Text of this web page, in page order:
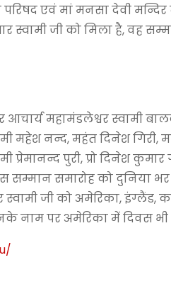
एवं मां मनसा देवी मन्दिर
स्वामी जी को मिला है, वह
महामंडलेश्वर स्वामी
महेश नन्द, महंत दिनेश गिरी,
पुरी, प्रो दिनेश कुमार
सम्मान समारोह को दुनिया
स्वामी जी को अमेरिका,
नाम पर अमेरिका में दिवस भी
/